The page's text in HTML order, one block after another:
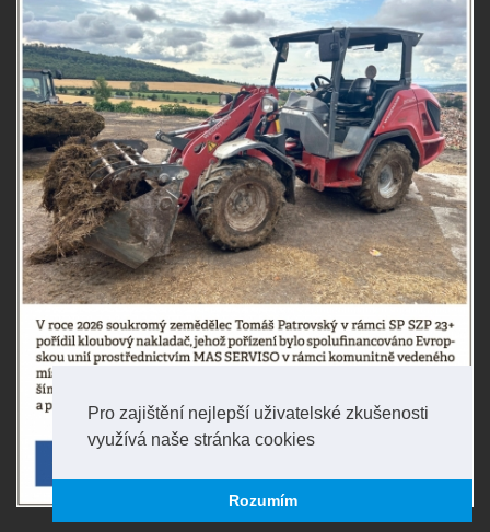
Pro zajištění nejlepší uživatelské zkušenosti
využívá naše stránka cookies
Rozumím